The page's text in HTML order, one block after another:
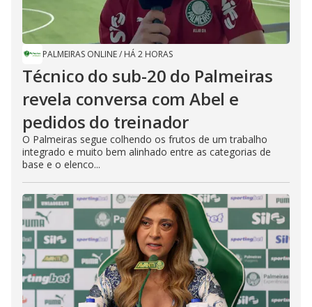
PALMEIRAS ONLINE/ HÁ 2 HORAS
Técnico do sub-20 do Palmeiras
revela conversa com Abel e
pedidos do treinador
O Palmeiras segue colhendo os frutos de um trabalho
integrado e muito bem alinhado entre as categorias de
base e o elenco...